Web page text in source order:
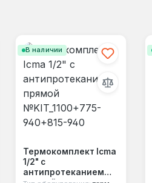
В наличии
Термокомплект Icma
1/2" с
антипротеканием